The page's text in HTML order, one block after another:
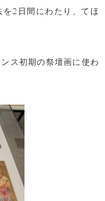
2日間にわたり、てほ
ス初期の祭壇画に使わ